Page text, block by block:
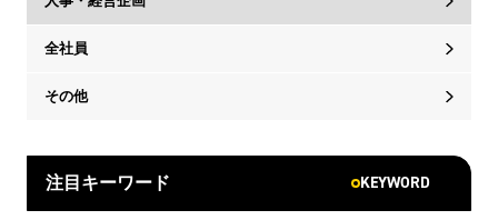
全社員
その他
注目キーワード KEYWORD